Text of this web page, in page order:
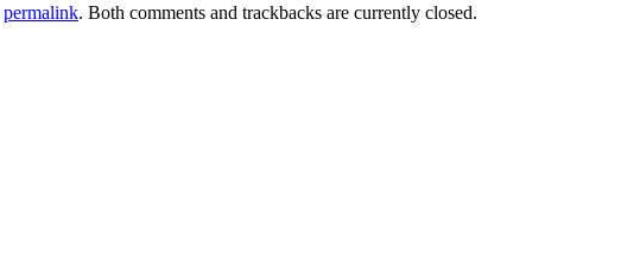
permalink. Both comments and trackbacks are currently closed.